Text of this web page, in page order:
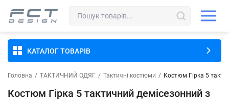
КАТАЛОГ ТОВАРІВ
Головна / ТАКТИЧНИЙ ОДЯГ / Тактичні костюми / Костюм Гірка 5
Костюм Гірка 5 тактичний демісезонний з